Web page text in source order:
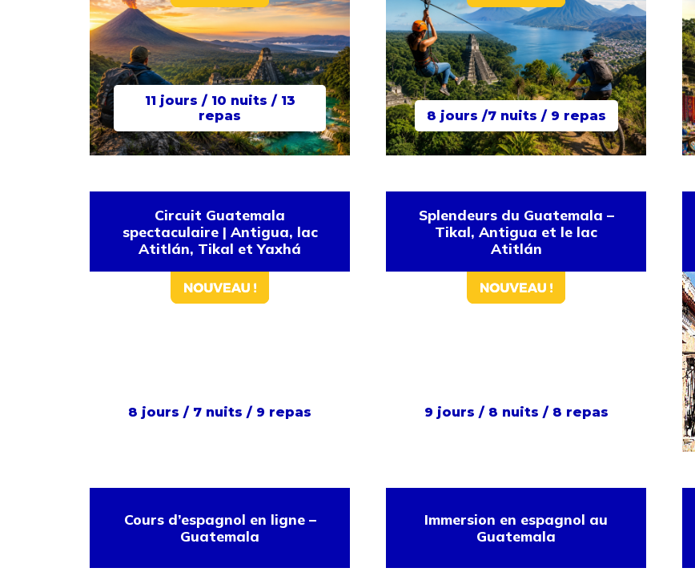
11 jours / 10 nuits / 13
repas
8 jours /7 nuits / 9 repas
Circuit Guatemala
spectaculaire | Antigua, lac
Atitlán, Tikal et Yaxhá
8 jours / 7 nuits / 9 repas
Splendeurs du Guatemala –
Tikal, Antigua et le lac
Atitlán
9 jours / 8 nuits / 8 repas
Cours d’espagnol en ligne –
Guatemala
Immersion en espagnol au
Guatemala